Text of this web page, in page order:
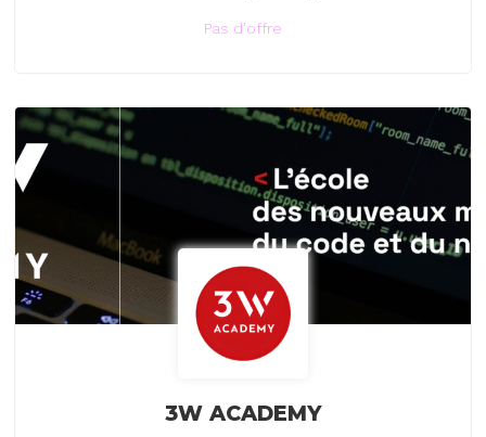
Pas d'offre
3W ACADEMY